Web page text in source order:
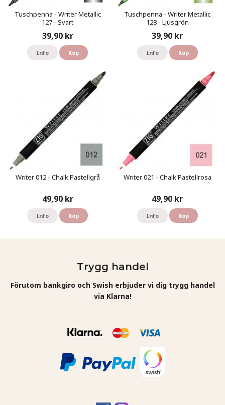
Tuschpenna - Writer Metallic
127 - Svart
39,90 kr
Info Köp
Tuschpenna - Writer Metallic
128 - Ljusgrön
39,90 kr
Info Köp
Writer 012 - Chalk Pastellgrå
49,90 kr
Info Köp
Writer 021 - Chalk Pastellrosa
49,90 kr
Info Köp
Trygg handel
Förutom bankgiro och Swish erbjuder vi dig trygg handel
via Klarna!